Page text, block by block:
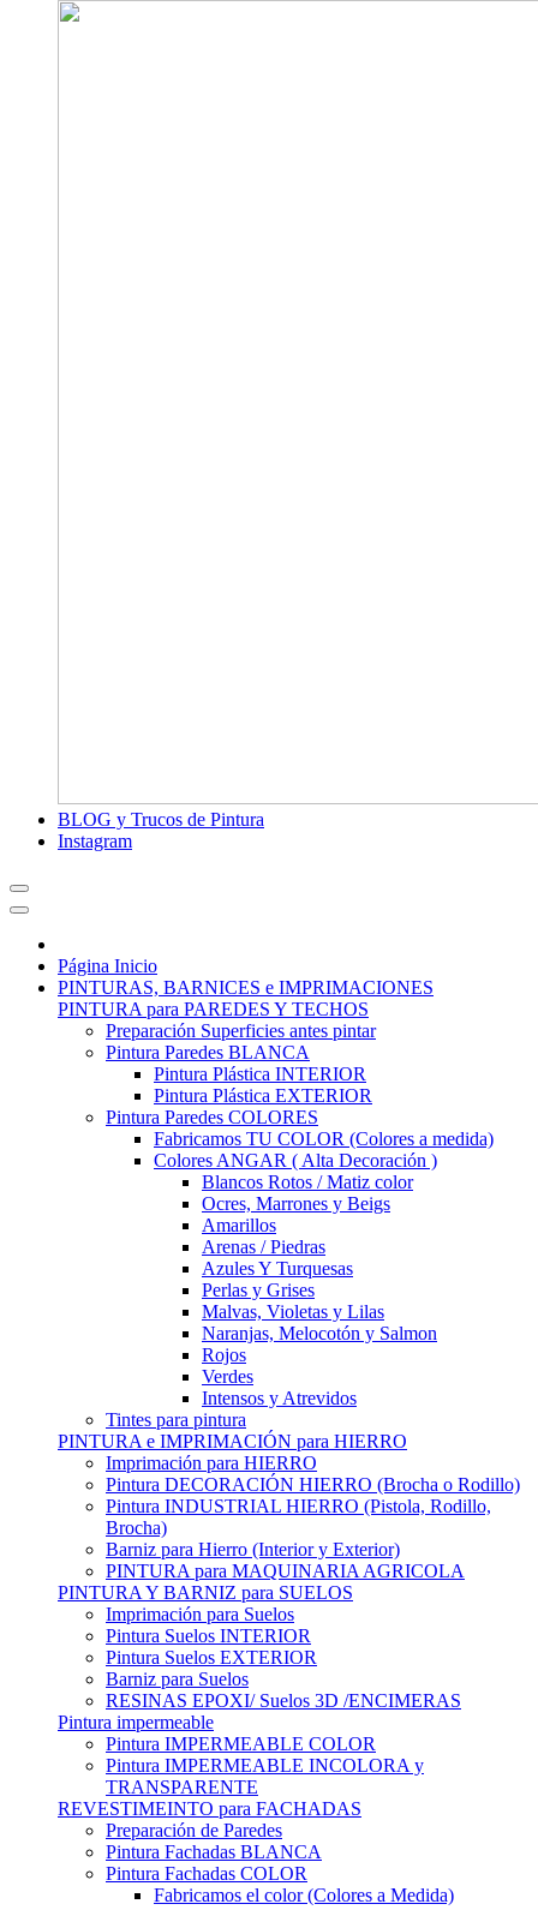
BLOG y Trucos de Pintura
Instagram
Página Inicio
PINTURAS, BARNICES e IMPRIMACIONES
PINTURA para PAREDES Y TECHOS
Preparación Superficies antes pintar
Pintura Paredes BLANCA
Pintura Plástica INTERIOR
Pintura Plástica EXTERIOR
Pintura Paredes COLORES
Fabricamos TU COLOR (Colores a medida)
Colores ANGAR ( Alta Decoración )
Blancos Rotos / Matiz color
Ocres, Marrones y Beigs
Amarillos
Arenas / Piedras
Azules Y Turquesas
Perlas y Grises
Malvas, Violetas y Lilas
Naranjas, Melocotón y Salmon
Rojos
Verdes
Intensos y Atrevidos
Tintes para pintura
PINTURA e IMPRIMACIÓN para HIERRO
Imprimación para HIERRO
Pintura DECORACIÓN HIERRO (Brocha o Rodillo)
Pintura INDUSTRIAL HIERRO (Pistola, Rodillo,
Brocha)
Barniz para Hierro (Interior y Exterior)
PINTURA para MAQUINARIA AGRICOLA
PINTURA Y BARNIZ para SUELOS
Imprimación para Suelos
Pintura Suelos INTERIOR
Pintura Suelos EXTERIOR
Barniz para Suelos
RESINAS EPOXI/ Suelos 3D /ENCIMERAS
Pintura impermeable
Pintura IMPERMEABLE COLOR
Pintura IMPERMEABLE INCOLORA y
TRANSPARENTE
REVESTIMEINTO para FACHADAS
Preparación de Paredes
Pintura Fachadas BLANCA
Pintura Fachadas COLOR
Fabricamos el color (Colores a Medida)